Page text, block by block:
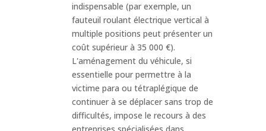
indispensable (par exemple, un
fauteuil roulant électrique vertical à
multiple positions peut présenter un
coût supérieur à 35 000 €).
L'aménagement du véhicule, si
essentielle pour permettre à la
victime para ou tétraplégique de
continuer à se déplacer sans trop de
difficultés, impose le recours à des